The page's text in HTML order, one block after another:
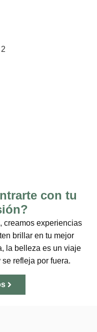
con tu
creamos experiencias
brillar en tu mejor
la belleza es un viaje
refleja por fuera.